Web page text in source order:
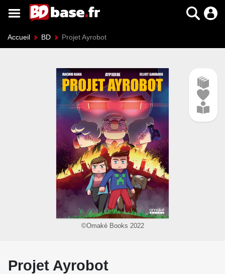
Accueil BD Projet Ayrobot
©Omaké Books 2022
Projet Ayrobot